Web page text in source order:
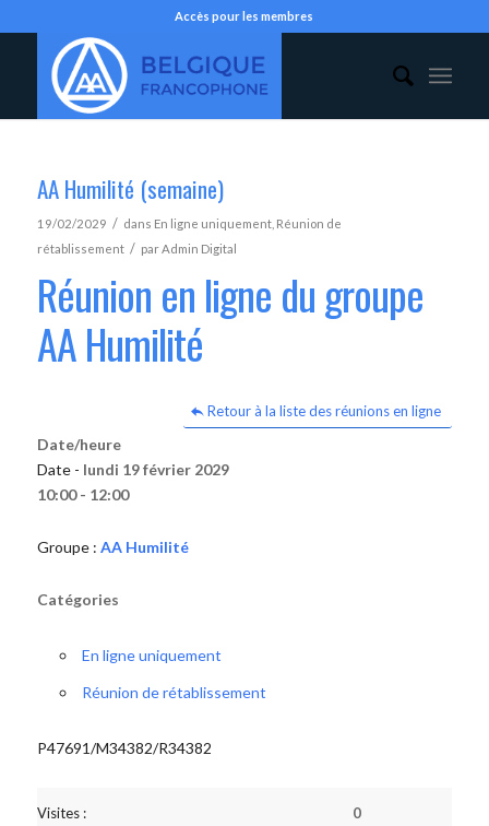
Accès pour les membres
AA Humilité (semaine)
19/02/2029 / dans En ligne uniquement, Réunion de
rétablissement / parAdmin Digital
Réunion en ligne du groupe
AA Humilité
Retour à la liste des réunions en ligne
Date/heure
Date - lundi 19 février 2029
10:00 - 12:00
Groupe : AA Humilité
Catégories
En ligne uniquement
Réunion de rétablissement
P47691/M34382/R34382
Visites : 0